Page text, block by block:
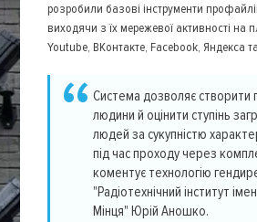
розробили базові інструменти
виходячи з їх мережевої активності на
Youtube, ВКонтакте, Facebook, Яндекса
Система дозволяє створити
людини й оцінити ступінь
людей за сукупністю
під час проходу через
коментує технологію
"Радіотехнічний інститут
Мінця" Юрій Аношко.